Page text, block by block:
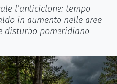
l’anticiclone: tempo
in aumento nelle aree
disturbo pomeridiano